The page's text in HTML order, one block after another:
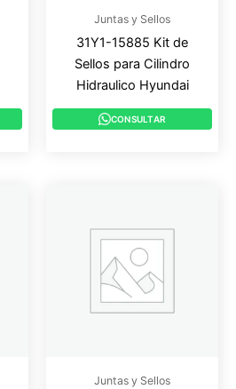
Juntas y Sellos
31Y1-15885 Kit de
Sellos para Cilindro
Hidraulico Hyundai
CONSULTAR
Juntas y Sellos